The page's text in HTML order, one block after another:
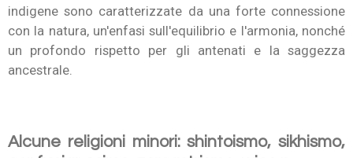
indigene sono caratterizzate da una forte connessione
con la natura, un'enfasi sull'equilibrio e l'armonia, nonché
un profondo rispetto per gli antenati e la saggezza
ancestrale.
Alcune religioni minori: shintoismo, sikhismo,